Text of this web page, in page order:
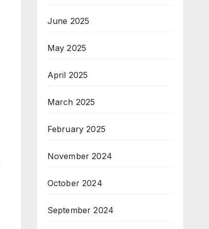
June 2025
May 2025
April 2025
March 2025
February 2025
November 2024
October 2024
September 2024